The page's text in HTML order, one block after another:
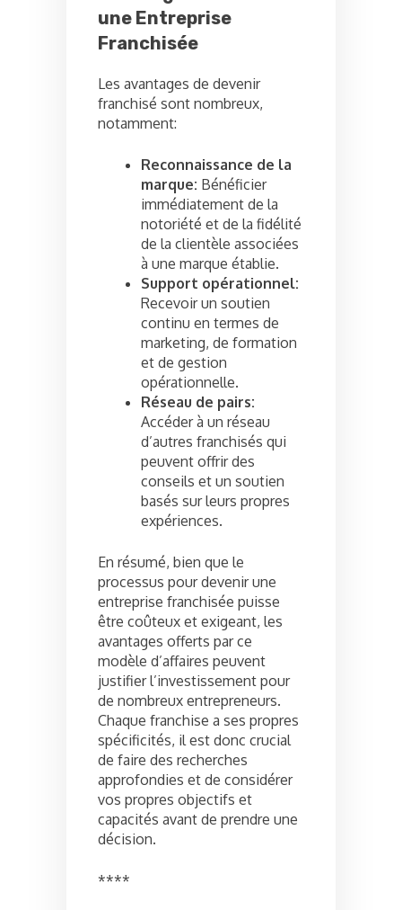
une Entreprise
Franchisée
Les avantages de devenir
franchisé sont nombreux,
notamment:
Reconnaissance de la
marque: Bénéficier
immédiatement de la
notoriété et de la fidélité
de la clientèle associées
à une marque établie.
Support opérationnel:
Recevoir un soutien
continu en termes de
marketing, de formation
et de gestion
opérationnelle.
Réseau de pairs:
Accéder à un réseau
d’autres franchisés qui
peuvent offrir des
conseils et un soutien
basés sur leurs propres
expériences.
En résumé, bien que le
processus pour devenir une
entreprise franchisée puisse
être coûteux et exigeant, les
avantages offerts par ce
modèle d’affaires peuvent
justifier l’investissement pour
de nombreux entrepreneurs.
Chaque franchise a ses propres
spécificités, il est donc crucial
de faire des recherches
approfondies et de considérer
vos propres objectifs et
capacités avant de prendre une
décision.
****